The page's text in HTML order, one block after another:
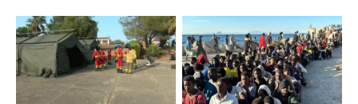
Incendio CRISIS MIGRATORIA